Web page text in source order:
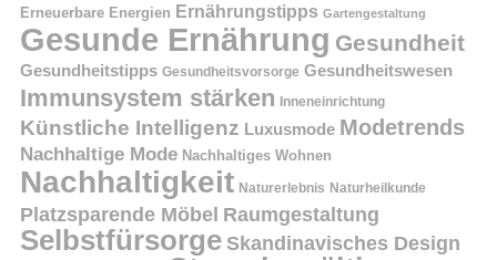
Erneuerbare Energien Ernährungstipps Gartengestaltung
Gesunde Ernährung Gesundheit
Gesundheitstipps Gesundheitsvorsorge Gesundheitswesen
Immunsystem stärken Inneneinrichtung
Künstliche Intelligenz Luxusmode Modetrends
Nachhaltige Mode Nachhaltiges Wohnen
Nachhaltigkeit Naturerlebnis Naturheilkunde
Platzsparende Möbel Raumgestaltung
Selbstfürsorge Skandinavisches Design